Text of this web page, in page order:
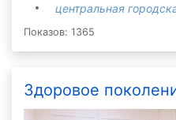
центральная
Показов: 1365
Здоровое